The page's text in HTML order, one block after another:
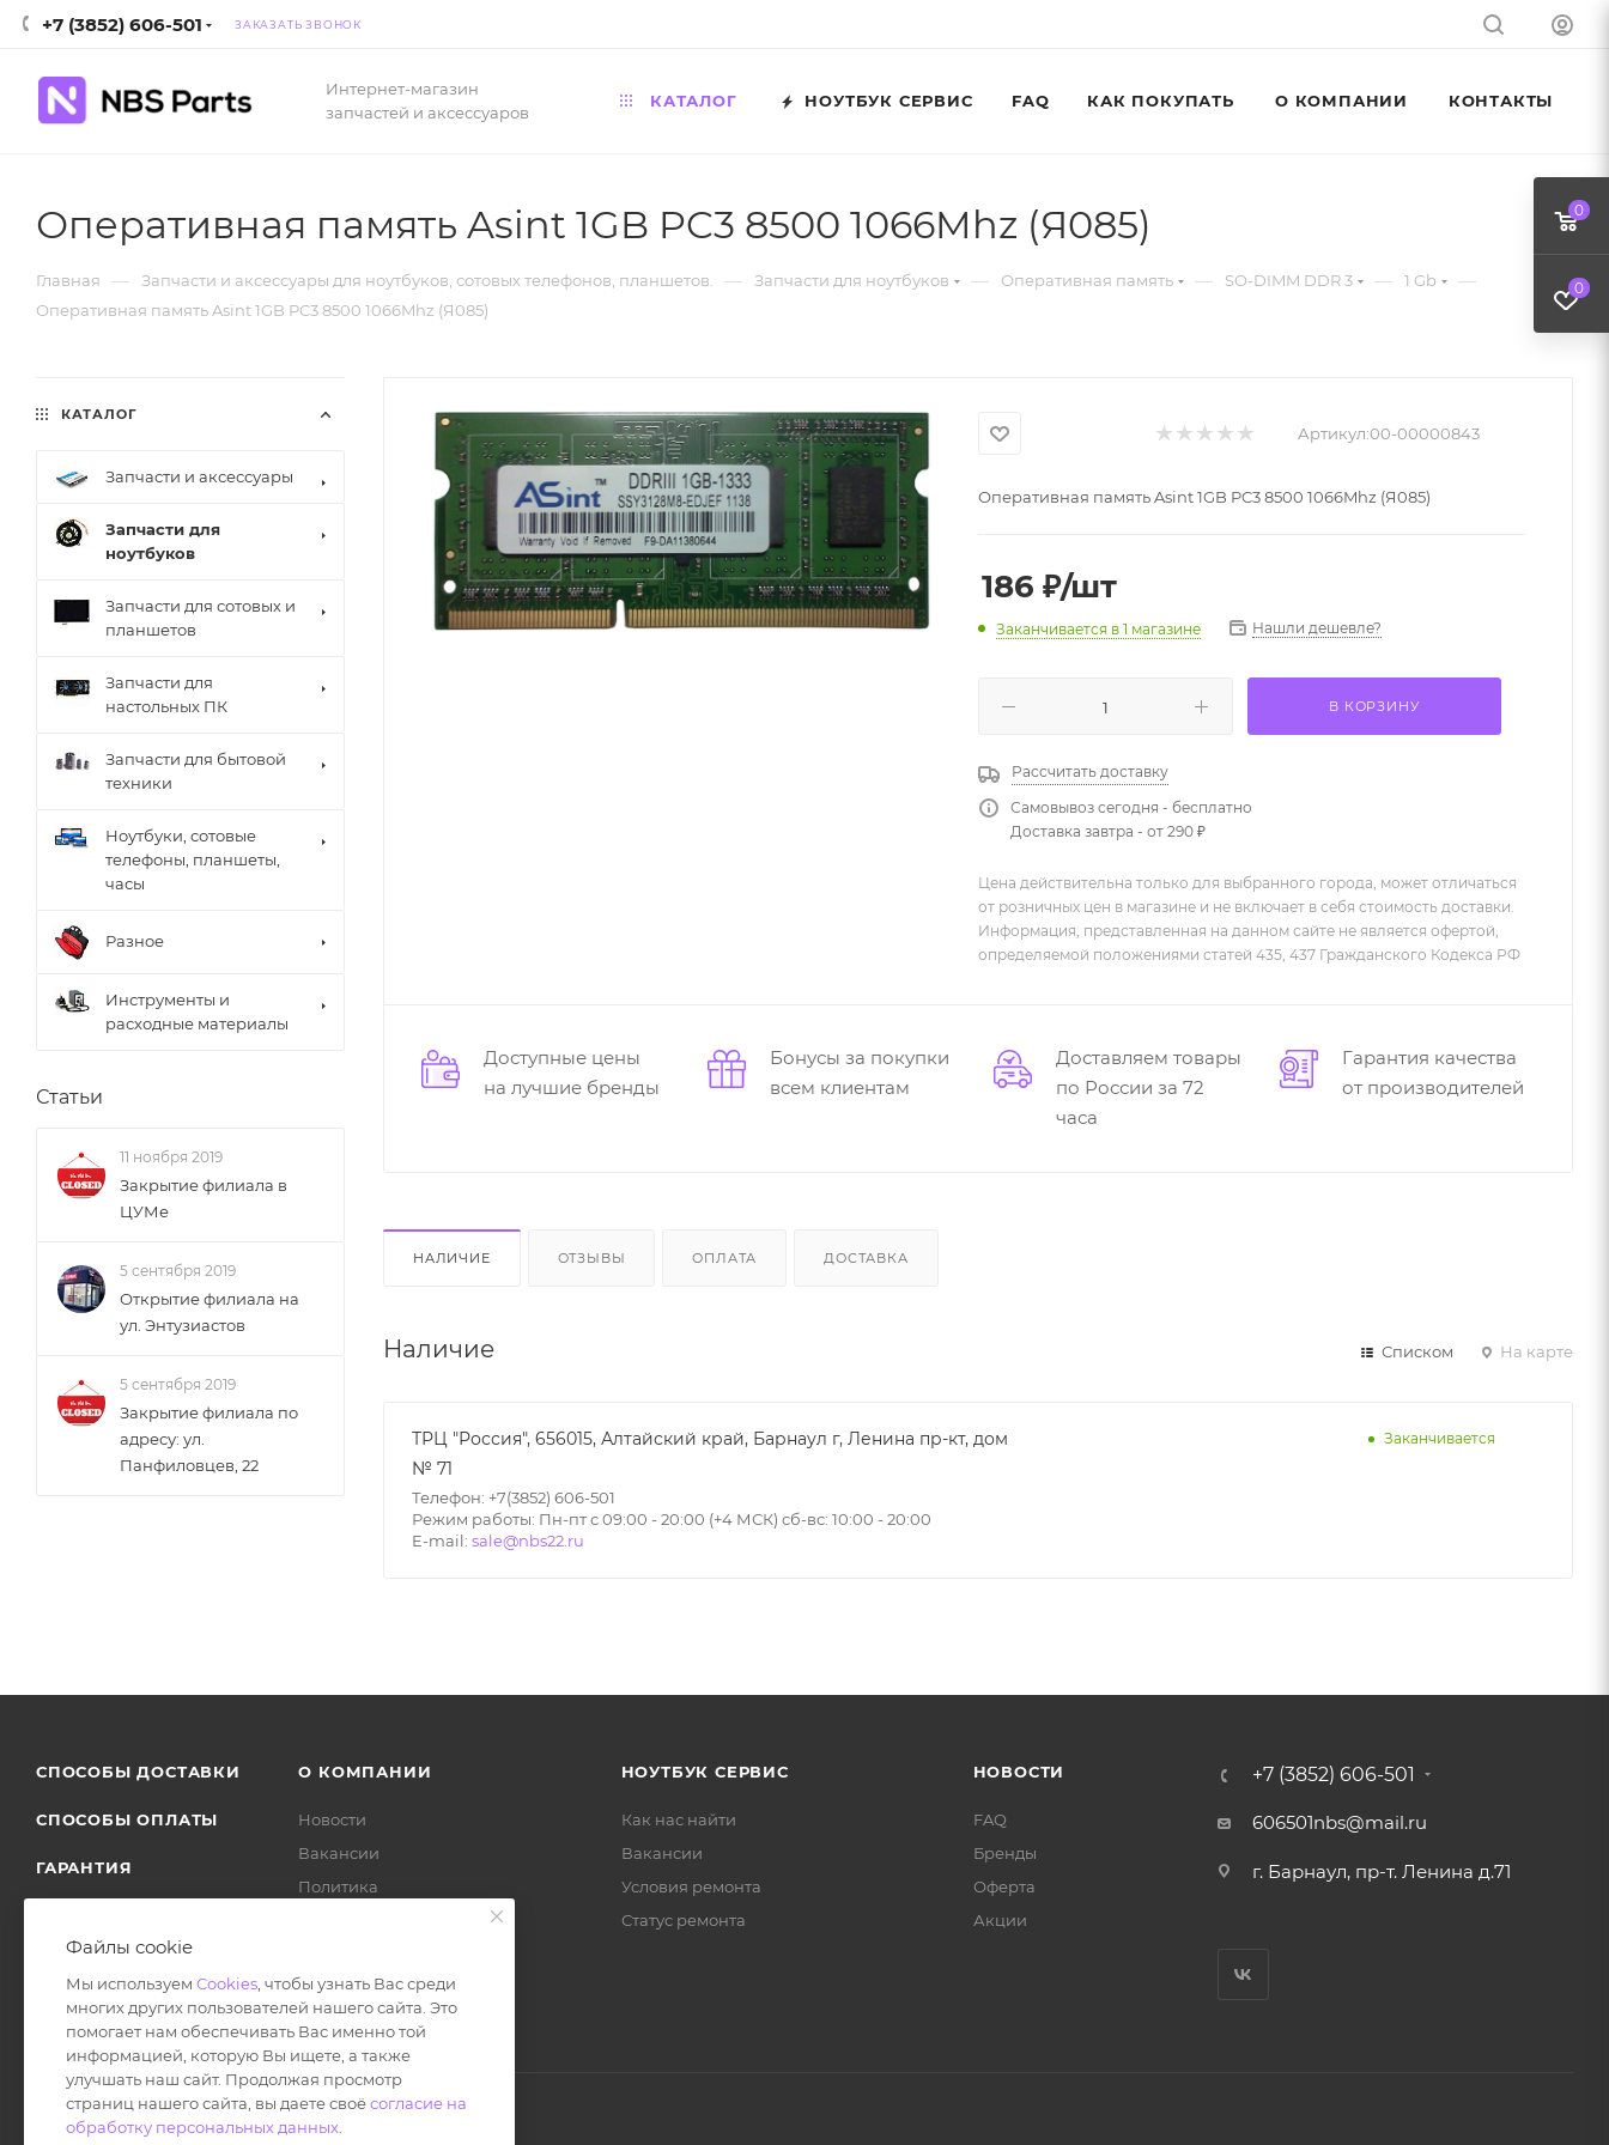
+7 (3852) 606-501 ЗАКАЗАТЬ ЗВОНОК
Интернет-магазин
запчастей и аксессуаров
КАТАЛОГ НОУТБУК СЕРВИС FAQ КАК ПОКУПАТЬ О КОМПАНИИ КОНТАКТЫ
Оперативная память Asint 1GB PC3 8500 1066Mhz (Я085)
Главная — Запчасти и аксессуары для ноутбуков, сотовых телефонов, планшетов. — Запчасти для ноутбуков — Оперативная память — SO-DIMM DDR 3 — 1 Gb —
Оперативная память Asint 1GB PC3 8500 1066Mhz (Я085)
Артикул:00-00000843
Оперативная память Asint 1GB PC3 8500 1066Mhz (Я085)
186 ₽/шт
Заканчивается в 1 магазине Нашли дешевле?
В КОРЗИНУ
Рассчитать доставку
Самовывоз сегодня - бесплатно
Доставка завтра - от 290 ₽
Цена действительна только для выбранного города, может отличаться
от розничных цен в магазине и не включает в себя стоимость доставки.
Информация, представленная на данном сайте не является офертой,
определяемой положениями статей 435, 437 Гражданского Кодекса РФ
Доступные цены
на лучшие бренды
Бонусы за покупки
всем клиентам
Доставляем товары
по России за 72
часа
Гарантия качества
от производителей
НАЛИЧИЕ ОТЗЫВЫ ОПЛАТА ДОСТАВКА
Наличие Списком На карте
ТРЦ "Россия", 656015, Алтайский край, Барнаул г, Ленина пр-кт, дом
№ 71
Телефон: +7(3852) 606-501
Режим работы: Пн-пт с 09:00 - 20:00 (+4 МСК) сб-вс: 10:00 - 20:00
E-mail: sale@nbs22.ru
Заканчивается
КАТАЛОГ
Запчасти и аксессуары
Запчасти для
ноутбуков
Запчасти для сотовых и
планшетов
Запчасти для
настольных ПК
Запчасти для бытовой
техники
Ноутбуки, сотовые
телефоны, планшеты,
часы
Разное
Инструменты и
расходные материалы
Статьи
11 ноября 2019
Закрытие филиала в
ЦУМе
5 сентября 2019
Открытие филиала на
ул. Энтузиастов
5 сентября 2019
Закрытие филиала по
адресу: ул.
Панфиловцев, 22
СПОСОБЫ ДОСТАВКИ
СПОСОБЫ ОПЛАТЫ
ГАРАНТИЯ
О КОМПАНИИ
Новости
Вакансии
Политика
НОУТБУК СЕРВИС
Как нас найти
Вакансии
Условия ремонта
Статус ремонта
НОВОСТИ
FAQ
Бренды
Оферта
Акции
+7 (3852) 606-501
606501nbs@mail.ru
г. Барнаул, пр-т. Ленина д.71
0
0
Файлы cookie
Мы используем Cookies , чтобы узнать Вас среди
многих других пользователей нашего сайта. Это
помогает нам обеспечивать Вас именно той
информацией, которую Вы ищете, а также
улучшать наш сайт. Продолжая просмотр
страниц нашего сайта, вы даете своёсогласие на
обработку персональных данных